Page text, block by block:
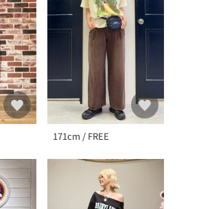
171cm / FREE